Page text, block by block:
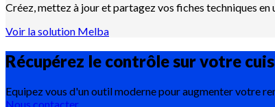
Créez, mettez à jour et partagez vos fiches techniques
Voir la solution Melba
Récupérez le contrôle sur votre
Equipez vous d'un outil moderne pour augmenter votre
Nous contacter